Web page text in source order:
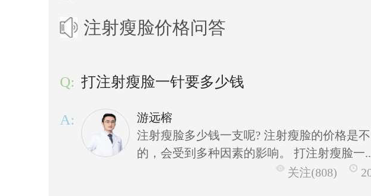
注射瘦脸价格问答
Q: 打注射瘦脸一针要多少钱
A:
游远榕
注射瘦脸多少钱一支呢? 注射瘦脸的价格是
的，会受到多种因素的影响。 打注射瘦脸一
关注(808)